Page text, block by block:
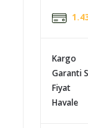
Kargo
Garanti
Fiyat
Havale